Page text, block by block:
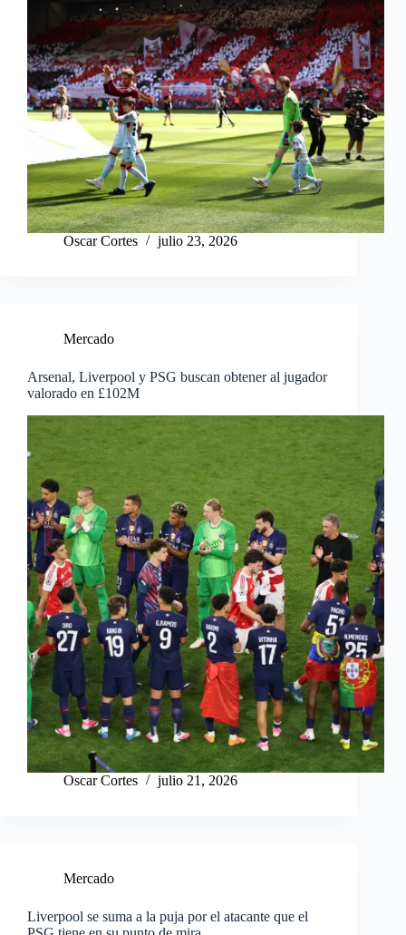
Oscar Cortes julio 23, 2026
Mercado
Arsenal, Liverpool y PSG buscan obtener al jugador
valorado en £102M
Oscar Cortes julio 21, 2026
Mercado
Liverpool se suma a la puja por el atacante que el